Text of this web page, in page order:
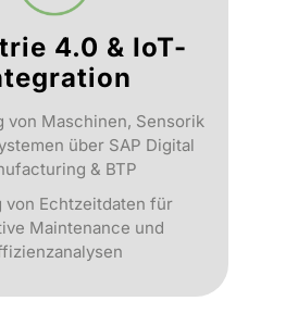
4.0 & IoT-
von Maschinen, Sensorik
über SAP Digital
& BTP
von Echtzeitdaten für
Maintenance und